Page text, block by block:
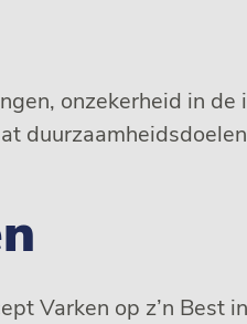
onzekerheid in
Varken op z’n Best